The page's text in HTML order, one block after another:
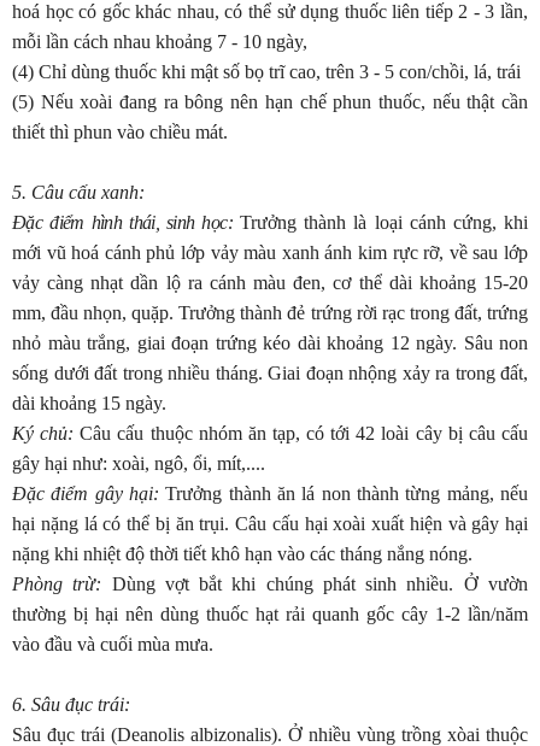
hoá học có gốc khác nhau, có thể sử dụng thuốc liên tiếp 2 - 3 lần,
mỗi lần cách nhau khoảng 7 - 10 ngày,
(4) Chỉ dùng thuốc khi mật số bọ trĩ cao, trên 3 - 5 con/chồi, lá, trái
(5) Nếu xoài đang ra bông nên hạn chế phun thuốc, nếu thật cần
thiết thì phun vào chiều mát.
5. Câu cấu xanh:
Đặc điểm hình thái, sinh học: Trưởng thành là loại cánh cứng, khi
mới vũ hoá cánh phủ lớp vảy màu xanh ánh kim rực rỡ, về sau lớp
vảy càng nhạt dần lộ ra cánh màu đen, cơ thể dài khoảng 15-20
mm, đầu nhọn, quặp. Trưởng thành đẻ trứng rời rạc trong đất, trứng
nhỏ màu trắng, giai đoạn trứng kéo dài khoảng 12 ngày. Sâu non
sống dưới đất trong nhiều tháng. Giai đoạn nhộng xảy ra trong đất,
dài khoảng 15 ngày.
Ký chủ: Câu cấu thuộc nhóm ăn tạp, có tới 42 loài cây bị câu cấu
gây hại như: xoài, ngô, ổi, mít,....
Đặc điểm gây hại: Trưởng thành ăn lá non thành từng mảng, nếu
hại nặng lá có thể bị ăn trụi. Câu cấu hại xoài xuất hiện và gây hại
nặng khi nhiệt độ thời tiết khô hạn vào các tháng nắng nóng.
Phòng trừ: Dùng vợt bắt khi chúng phát sinh nhiều. Ở vườn
thường bị hại nên dùng thuốc hạt rải quanh gốc cây 1-2 lần/năm
vào đầu và cuối mùa mưa.
6. Sâu đục trái:
Sâu đục trái (Deanolis albizonalis). Ở nhiều vùng trồng xòai thuộc